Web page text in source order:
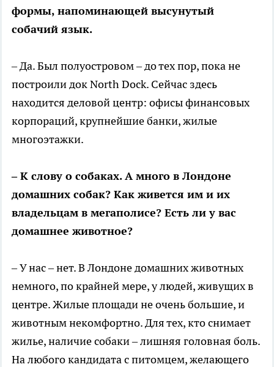
формы, напоминающей высунутый
собачий язык.
– Да. Был полуостровом – до тех пор, пока не
построили док North Dock. Сейчас здесь
находится деловой центр: офисы финансовых
корпораций, крупнейшие банки, жилые
многоэтажки.
– К слову о собаках. А много в Лондоне
домашних собак? Как живется им и их
владельцам в мегаполисе? Есть ли у вас
домашнее животное?
– У нас – нет. В Лондоне домашних животных
немного, по крайней мере, у людей, живущих в
центре. Жилые площади не очень большие, и
животным некомфортно. Для тех, кто снимает
жилье, наличие собаки – лишняя головная боль.
На любого кандидата с питомцем, желающего